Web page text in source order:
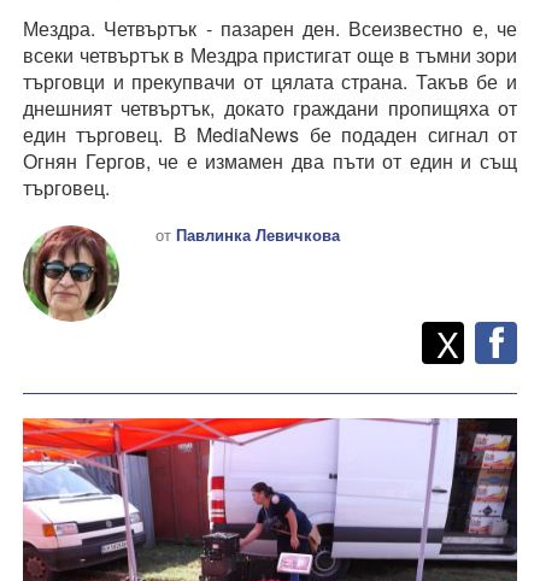
Мездра. Четвъртък - пазарен ден. Всеизвестно е, че
всеки четвъртък в Мездра пристигат още в тъмни зори
търговци и прекупвачи от цялата страна. Такъв бе и
днешният четвъртък, докато граждани пропищяха от
един търговец. В MediaNews бе подаден сигнал от
Огнян Гергов, че е измамен два пъти от един и същ
търговец.
от Павлинка Левичкова
Споделете
X